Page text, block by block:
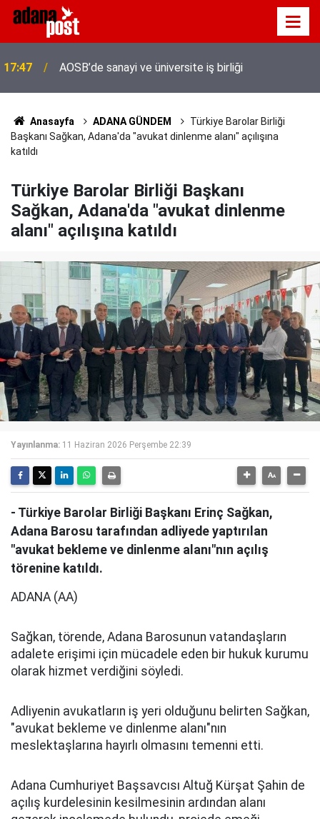
17:47
AOSB’de sanayi ve üniversite iş birliği
17:41
tepki gösterdi
Anasayfa ADANA GÜNDEM
Türkiye Barolar Birliği
Başkanı Sağkan, Adana'da "avukat dinlenme alanı" açılışına
katıldı
Türkiye Barolar Birliği Başkanı
Sağkan, Adana'da "avukat dinlenme
alanı" açılışına katıldı
Yayınlanma: 11 Haziran 2026 Perşembe 22:39
- Türkiye Barolar Birliği Başkanı Erinç Sağkan,
Adana Barosu tarafından adliyede yaptırılan
"avukat bekleme ve dinlenme alanı"nın açılış
törenine katıldı.
ADANA (AA)
Sağkan, törende, Adana Barosunun vatandaşların
adalete erişimi için mücadele eden bir hukuk kurumu
olarak hizmet verdiğini söyledi.
Adliyenin avukatların iş yeri olduğunu belirten Sağkan,
"avukat bekleme ve dinlenme alanı"nın
meslektaşlarına hayırlı olmasını temenni etti.
Adana Cumhuriyet Başsavcısı Altuğ Kürşat Şahin de
açılış kurdelesinin kesilmesinin ardından alanı